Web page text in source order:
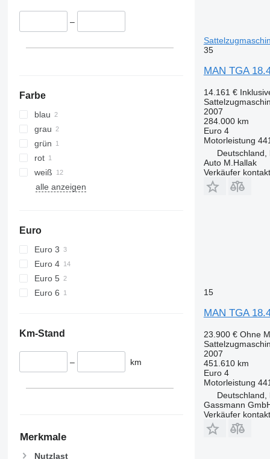
TGX 41.540
–
Farbe
blau
grau
grün
rot
weiß
alle anzeigen
Euro
Euro 3
Euro 4
Euro 5
Euro 6
Km-Stand
– km
Merkmale
Nutzlast
35
MAN TGA
14.161 €
2007
284.000 km
Euro 4
Motorleistung
Deutschland,
Auto M.Hallak
Verkäufer
15
MAN TGA
23.900 € Ohne
2007
451.610 km
Euro 4
Motorleistung
Deutschland,
Gassmann
Verkäufer